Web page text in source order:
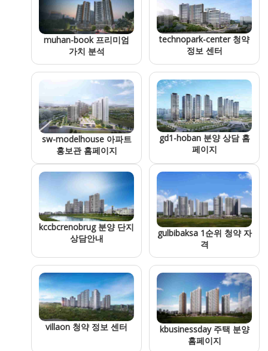
muhan-book 프리미엄
가치 분석
technopark-center 청약
정보 센터
sw-modelhouse 아파트
홍보관 홈페이지
gd1-hoban 분양 상담 홈
페이지
kccbcrenobrug 분양 단지
상담안내
gulbibaksa 1순위 청약 자
격
villaon 청약 정보 센터
kbusinessday 주택 분양
홈페이지